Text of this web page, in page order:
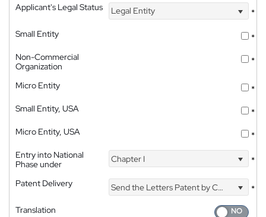
Applicant's Legal Status
Legal Entity
*
Small Entity
*
Non-Commercial
Organization
*
Micro Entity
*
Small Entity, USA
*
Micro Entity, USA
*
Entry into National
Phase under
Chapter I *
Patent Delivery Send the Letters Patent by Courier
*
Translation